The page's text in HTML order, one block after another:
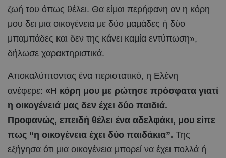
ζωή του όπως θέλει. Θα είμαι περήφανη αν η κόρη
μου δει μια οικογένεια με δύο μαμάδες ή δύο
μπαμπάδες και δεν της κάνει καμία εντύπωση»,
δήλωσε χαρακτηριστικά.
Αποκαλύπτοντας ένα περιστατικό, η Ελένη
ανέφερε: «Η κόρη μου με ρώτησε πρόσφατα γιατί
η οικογένειά μας δεν έχει δύο παιδιά.
Προφανώς, επειδή θέλει ένα αδελφάκι, μου είπε
πως “η οικογένεια έχει δύο παιδάκια”. Της
εξήγησα ότι μια οικογένεια μπορεί να έχει πολλά ή